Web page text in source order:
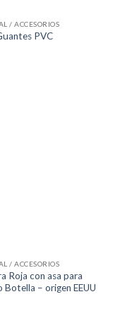
/ ACCESORIOS
PVC
/ ACCESORIOS
Roja con asa para
Botella – origen EEUU